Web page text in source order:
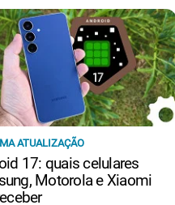
ATUALIZAÇÃO
17: quais celulares
Motorola e Xiaomi